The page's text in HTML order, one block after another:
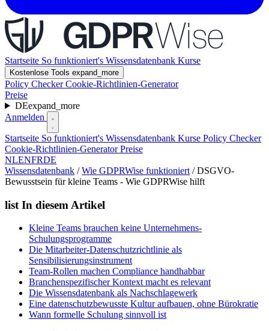
Startseite So funktioniert's Wissensdatenbank Kurse
Kostenlose Tools expand_more
Policy CheckerCookie-Richtlinien-Generator
Preise
DEexpand_more
Anmelden
Startseite So funktioniert's Wissensdatenbank Kurse Policy Checker
Cookie-Richtlinien-GeneratorPreise
NLENFRDE
Wissensdatenbank / Wie GDPRWise funktioniert / DSGVO-
Bewusstsein für kleine Teams - Wie GDPRWise hilft
list In diesem Artikel
Kleine Teams brauchen keine Unternehmens-
Schulungsprogramme
Die Mitarbeiter-Datenschutzrichtlinie als
Sensibilisierungsinstrument
Team-Rollen machen Compliance handhabbar
Branchenspezifischer Kontext macht es relevant
Die Wissensdatenbank als Nachschlagewerk
Eine datenschutzbewusste Kultur aufbauen, ohne Bürokratie
Wann formelle Schulung sinnvoll ist